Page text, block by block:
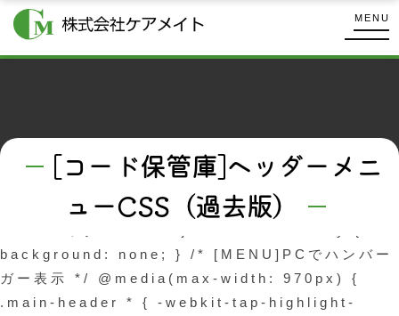
ン
テ
ス
株
ト
MENU
[コード保管庫]ヘッダーメニ
ューCSS（過去版）
ー
ド
background: none; } /* [MENU]PCでハンバー
ガー表示 */ @media(max-width: 970px) {
.main-header * { -webkit-tap-highlight-
式
会
社
ト